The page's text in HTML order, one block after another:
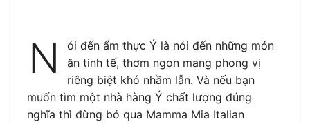
N
ói đến ẩm thực Ý là nói đến những món
ăn tinh tế, thơm ngon mang phong vị
riêng biệt khó nhầm lẫn. Và nếu bạn
muốn tìm một nhà hàng Ý chất lượng đúng
nghĩa thì đừng bỏ qua Mamma Mia Italian